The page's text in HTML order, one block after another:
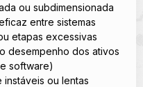
ou subdimensionada
entre sistemas
etapas excessivas
desempenho dos ativos
software)
ou lentas